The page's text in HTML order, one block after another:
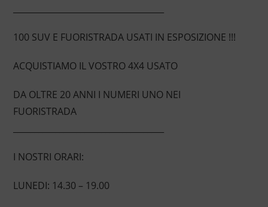
100 SUV E FUORISTRADA USATI IN ESPOSIZIONE !!!
ACQUISTIAMO IL VOSTRO 4X4 USATO
DA OLTRE 20 ANNI I NUMERI UNO NEI
FUORISTRADA
I NOSTRI ORARI:
LUNEDI: 14.30 – 19.00